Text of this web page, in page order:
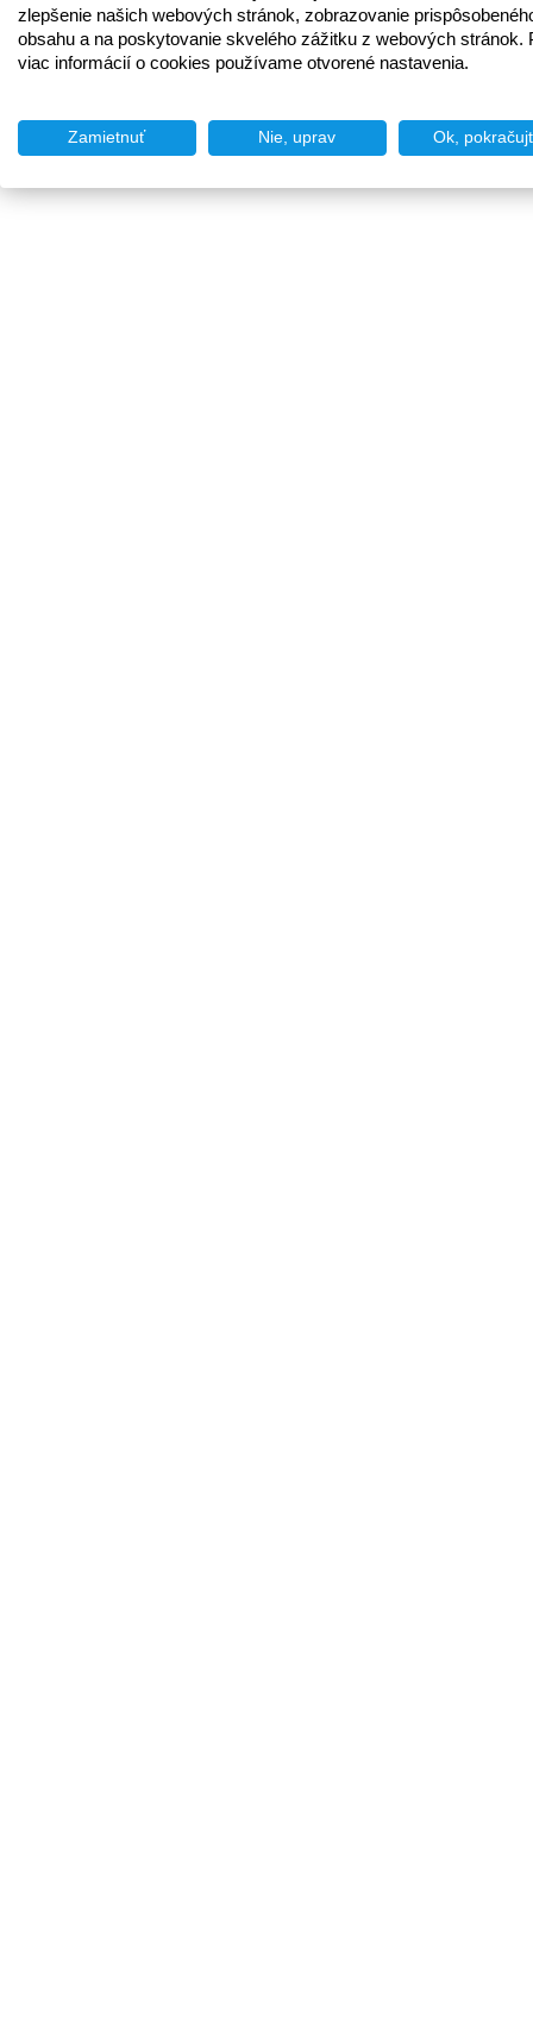
zlepšenie našich webových stránok, zobrazovanie
obsahu a na poskytovanie skvelého zážitku z webových stránok.
viac informácií o cookies používame otvorené nastavenia.
Zamietnuť Nie, uprav Ok,